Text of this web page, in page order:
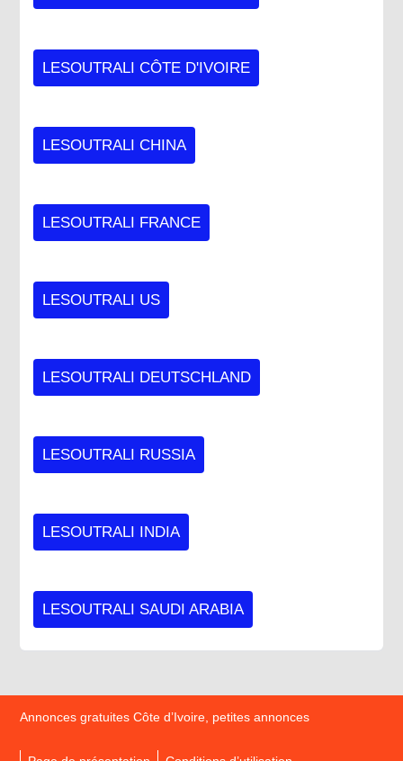
LESOUTRALI CÔTE D'IVOIRE
LESOUTRALI CHINA
LESOUTRALI FRANCE
LESOUTRALI US
LESOUTRALI DEUTSCHLAND
LESOUTRALI RUSSIA
LESOUTRALI INDIA
LESOUTRALI SAUDI ARABIA
Annonces gratuites Côte d’Ivoire, petites annonces